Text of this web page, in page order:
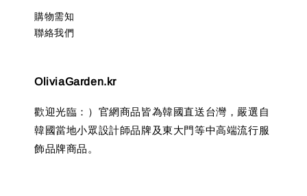
購物需知
聯絡我們
OliviaGarden.kr
歡迎光臨：）官網商品皆為韓國直送台灣，嚴選自
韓國當地小眾設計師品牌及東大門等中高端流行服
飾品牌商品。